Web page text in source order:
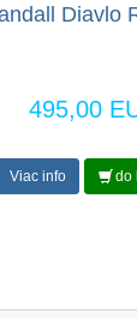
Diavlo
495,00
Viac info do